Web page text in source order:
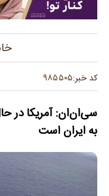
کد خبر:۹۸۵۵۰۵
سی‌ان‌ان: آمریکا در
به ایران است